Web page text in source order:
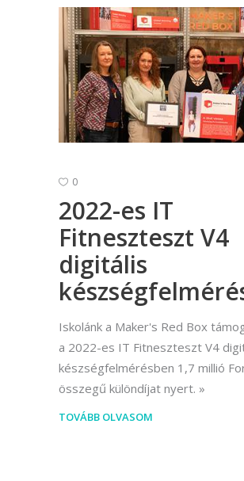
0
2022-es IT
Fitneszteszt V4
digitális
Iskolánk a Maker's Red Box
a 2022-es IT Fitneszteszt V4
készségfelmérésben 1,7 millió
összegű különdíjat nyert.
TOVÁBB OLVASOM